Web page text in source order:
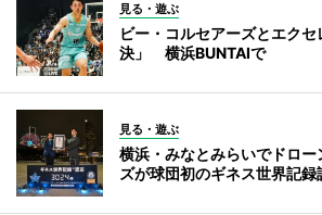
見る・遊ぶ
ビー・コルセアーズとエク
決」 横浜BUNTAIで
見る・遊ぶ
横浜・みなとみらいでドロ
ズが球団初のギネス世界記録